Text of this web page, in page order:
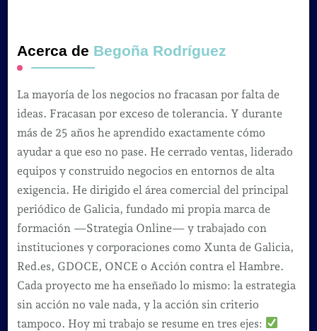
Acerca de Begoña Rodríguez
La mayoría de los negocios no fracasan por falta de
ideas. Fracasan por exceso de tolerancia. Y durante
más de 25 años he aprendido exactamente cómo
ayudar a que eso no pase. He cerrado ventas, liderado
equipos y construido negocios en entornos de alta
exigencia. He dirigido el área comercial del principal
periódico de Galicia, fundado mi propia marca de
formación —Strategia Online— y trabajado con
instituciones y corporaciones como Xunta de Galicia,
Red.es, GDOCE, ONCE o Acción contra el Hambre.
Cada proyecto me ha enseñado lo mismo: la estrategia
sin acción no vale nada, y la acción sin criterio
tampoco. Hoy mi trabajo se resume en tres ejes: